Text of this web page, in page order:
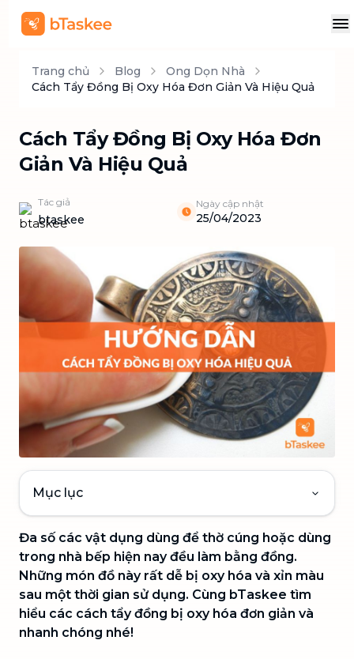
Trang chủ Blog
Ong Dọn Nhà
Cách Tẩy Đồng Bị Oxy Hóa Đơn Giản Và Hiệu Quả
Cách Tẩy Đồng Bị Oxy Hóa Đơn
Giản Và Hiệu Quả
Tác giả
btaskee
Ngày cập nhật
25/04/2023
Mục lục
Đa số các vật dụng dùng để thờ cúng hoặc dùng
trong nhà bếp hiện nay đều làm bằng đồng.
Những món đồ này rất dễ bị oxy hóa và xỉn màu
sau một thời gian sử dụng. Cùng bTaskee tìm
hiểu các cách tẩy đồng bị oxy hóa đơn giản và
nhanh chóng nhé!